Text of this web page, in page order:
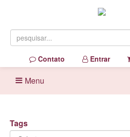
Contato Entrar
Menu
Tags